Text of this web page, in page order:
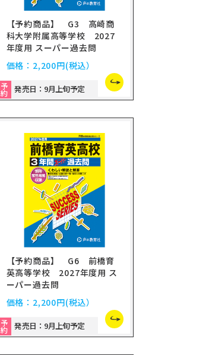
【予約商品】 G3 高崎商
科大学附属高等学校 2027
年度用 スーパー過去問
価格： 2,200円(税込）
予
約 発売日：9月上旬予定
【予約商品】 G6 前橋育
英高等学校 2027年度用 ス
ーパー過去問
価格： 2,200円(税込）
予
約 発売日：9月上旬予定